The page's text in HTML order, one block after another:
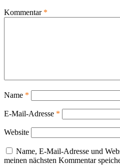
Kommentar *
Name *
E-Mail-Adresse *
Website
Name, E-Mail-Adresse und
meinen nächsten Kommentar